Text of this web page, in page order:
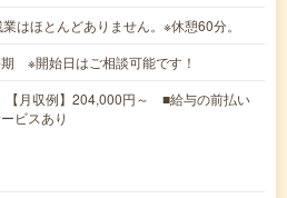
はほとんどありません。※休憩60分。
期 ※開始日はご相談可能です！
月収例】204,000円～ ■給与の前払い
ビスあり